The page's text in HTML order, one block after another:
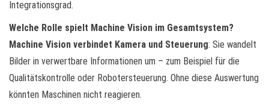
Integrationsgrad.
Welche Rolle spielt Machine Vision im Gesamtsystem?
Machine Vision verbindet Kamera und Steuerung: Sie wandelt
Bilder in verwertbare Informationen um – zum Beispiel für die
Qualitätskontrolle oder Robotersteuerung. Ohne diese Auswertung
könnten Maschinen nicht reagieren.